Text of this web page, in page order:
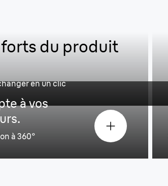
du produit
en un clic
à vos
à 360°